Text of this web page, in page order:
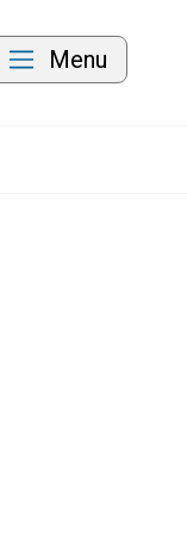
Menu